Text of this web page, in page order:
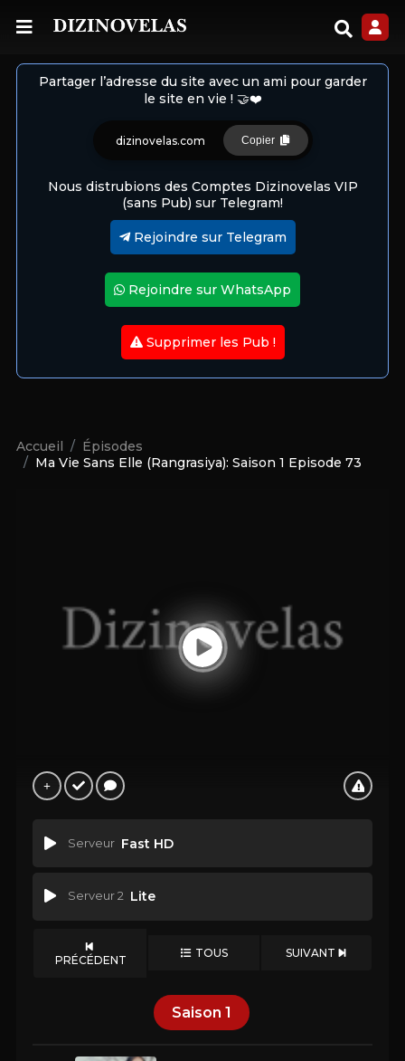
Partager l’adresse du site avec un ami pour garder
le site en vie ! 🤝❤️
dizinovelas.com Copier
Nous distrubions des Comptes Dizinovelas VIP
(sans Pub) sur Telegram!
Rejoindre sur Telegram
Rejoindre sur WhatsApp
Supprimer les Pub !
Accueil
Épisodes
Ma Vie Sans Elle (Rangrasiya): Saison 1 Episode 73
Serveur Fast HD
Serveur 2 Lite
PRÉCÉDENT TOUS SUIVANT
Saison 1